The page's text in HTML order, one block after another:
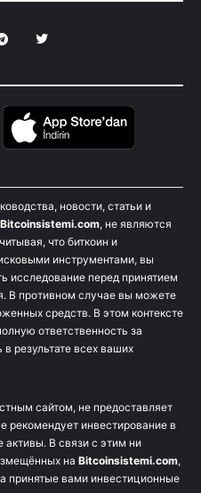
новости, статьи и
Bitcoinsistemi.com, не являются
что биткоин и
инструментами, вы
исследование перед принятием
В противном случае вы можете
средств. В этом контексте
ответственность за
результате всех ваших
сайтом, не предоставляет
рекомендует инвестирование в
В связи с этим ни
на Bitcoinsistemi.com,
принятые вами инвестиционные